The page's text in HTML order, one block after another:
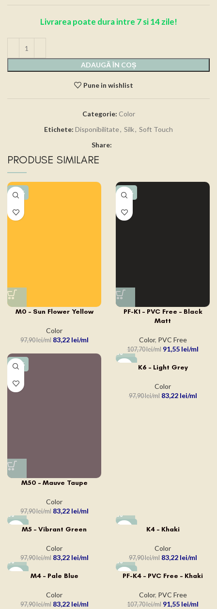
Livrarea poate dura intre 7 si 14 zile!
ADAUGĂ ÎN COȘ
Pune in wishlist
Categorie: Color
Etichete: Disponibilitate, Silk, Soft Touch
Share:
PRODUSE SIMILARE
-15%
M0 – Sun Flower Yellow
Color
97,90lei 83,22 lei
-15%
PF-K1 – PVC Free – Black
Matt
Color, PVC Free
107,70lei 91,55 lei
-15%
M50 – Mauve Taupe
Color
97,90lei 83,22 lei
-15% K6 – Light Grey
Color
97,90lei 83,22 lei
-15%M5 – Vibrant Green
Color
97,90lei 83,22 lei
-15% K4 – Khaki
Color
97,90lei 83,22 lei
-15% M4 – Pale Blue
Color
97,90lei 83,22 lei
-15%
PF-K4 – PVC Free – Khaki
Color, PVC Free
107,70lei 91,55 lei